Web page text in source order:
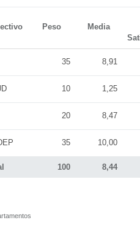
Peso Media
100 8,44
35 8,91
10 1,25
20 8,47
35 10,00